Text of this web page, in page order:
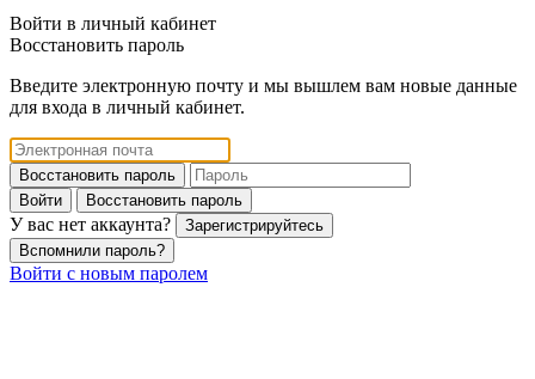
Войти в личный кабинет
Восстановить пароль
Введите электронную почту и мы вышлем вам новые данные
для входа в личный кабинет.
Восстановить пароль
Войти
Восстановить пароль
У вас нет аккаунта?
Зарегистрируйтесь
Вспомнили пароль?
Войти с новым паролем